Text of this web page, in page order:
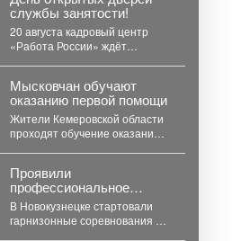
службы занятости!
20 августа кадровый центр
«Работа России» ждёт
вакансий, индивидуальные...
Мысковчан обучают
оказанию первой помощи
Жители Кемеровской области
проходят обучение оказанию
Проявили
профессиональное
мастерство, физическую
подготовку и командный
дух.
В Новокузнецке стартовали
гарнизонные соревнования по